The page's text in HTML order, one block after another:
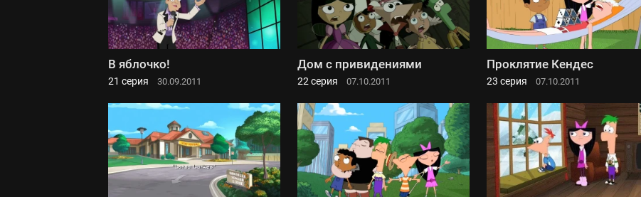
В яблочко!
21 серия 30.09.2011
Дом с привидениями
22 серия 07.10.2011
Проклятие Кендес
23 серия 07.10.2011